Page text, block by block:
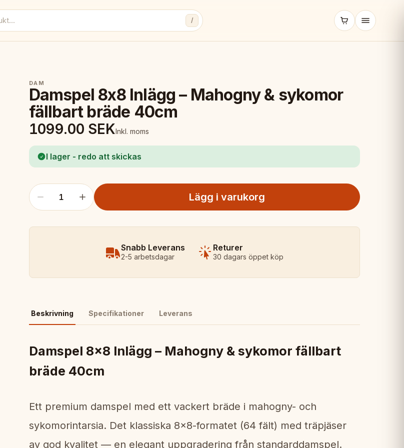
/
DAM
Damspel 8x8 Inlägg – Mahogny & sykomor
fällbart bräde 40cm
1099.00 SEKInkl. moms
I lager - redo att skickas
1 Lägg i varukorg
Snabb Leverans
2-5 arbetsdagar
Returer
30 dagars öppet köp
Beskrivning Specifikationer Leverans
Damspel 8x8 Inlägg – Mahogny & sykomor fällbart
bräde 40cm
Ett premium damspel med ett vackert bräde i mahogny- och
sykomorintarsia. Det klassiska 8x8-formatet (64 fält) med träpjäser
av god kvalitet — en elegant uppgradering från standarddamspel.